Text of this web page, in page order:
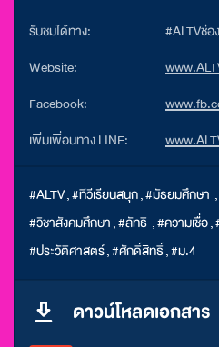
รับชมได้ทาง:
#ALTVช่
Website:
Facebook:
เพิ่มเพื่อนทาง LINE:
#ALTV,#ทีวีเรียนสนุก,#มัธยมศึกษา ,
#วิชาสังคมศึกษา,#ลัทธิ ,#ความเชื่อ,
#ประวัติศาสตร์,#ศักดิ์สิทธิ์,#ม.4
ดาวน์โหลดเอกสาร